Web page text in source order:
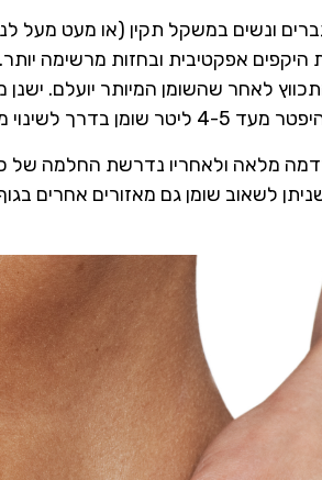
ונשים במשקל תקין (או מעט מעל
אפקטיבית ובחזות מרשימה
לאחר שהשומן המיותר יועלם.
במיוחד לטובה.
מלאה ולאחריו נדרשת החלמה של
שניתן לשאוב שומן גם מאזורים אחרים